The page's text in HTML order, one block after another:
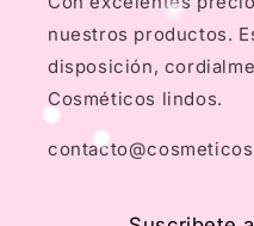
nuestros productos.
disposición,
Cosméticos lindos.